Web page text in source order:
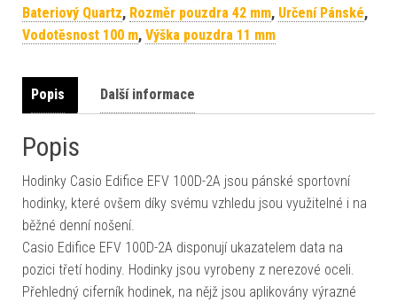
Bateriový Quartz, Rozměr pouzdra 42 mm, Určení Pánské,
Vodotěsnost 100 m, Výška pouzdra 11 mm
Popis Další informace
Popis
Hodinky Casio Edifice EFV 100D-2A jsou pánské sportovní
hodinky, které ovšem díky svému vzhledu jsou využitelné i na
běžné denní nošení.
Casio Edifice EFV 100D-2A disponují ukazatelem data na
pozici třetí hodiny. Hodinky jsou vyrobeny z nerezové oceli.
Přehledný ciferník hodinek, na nějž jsou aplikovány výrazné